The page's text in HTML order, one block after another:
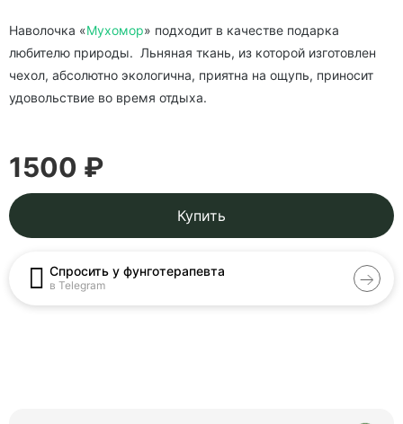
Наволочка «Мухомор» подходит в качестве подарка
любителю природы. Льняная ткань, из которой изготовлен
чехол, абсолютно экологична, приятна на ощупь, приносит
удовольствие во время отдыха.
1500 ₽
Купить
Спросить у фунготерапевта
в Telegram